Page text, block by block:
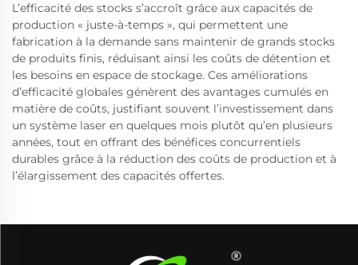
L’efficacité des stocks s’accroît grâce aux capacités de
production « juste-à-temps », qui permettent une
fabrication à la demande sans maintenir de grands stocks
de produits finis, réduisant ainsi les coûts de détention et
les besoins en espace de stockage. Ces améliorations
d’efficacité globales génèrent des avantages cumulés en
matière de coûts, justifiant souvent l’investissement dans
un système laser en quelques mois plutôt qu’en plusieurs
années, tout en offrant des bénéfices concurrentiels
durables grâce à la réduction des coûts de production et à
l’élargissement des capacités offertes.